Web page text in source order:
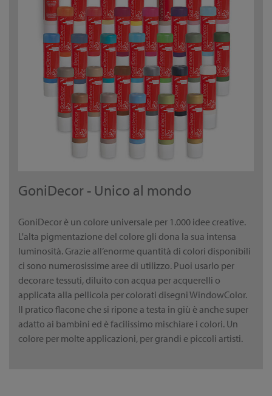
GoniDecor - Unico al mondo
GoniDecor è un colore universale per 1.000 idee creative.
L'alta pigmentazione del colore gli dona la sua intensa
luminosità. Grazie all’enorme quantità di colori disponibili
ci sono numerosissime aree di utilizzo. Puoi usarlo per
decorare tessuti, diluito con acqua per acquerelli o
applicata alla pellicola per colorati disegni WindowColor.
Il pratico flacone che si ripone a testa in giù è anche super
adatto ai bambini ed è facilissimo mischiare i colori. Un
colore per molte applicazioni, per grandi e piccoli artisti.